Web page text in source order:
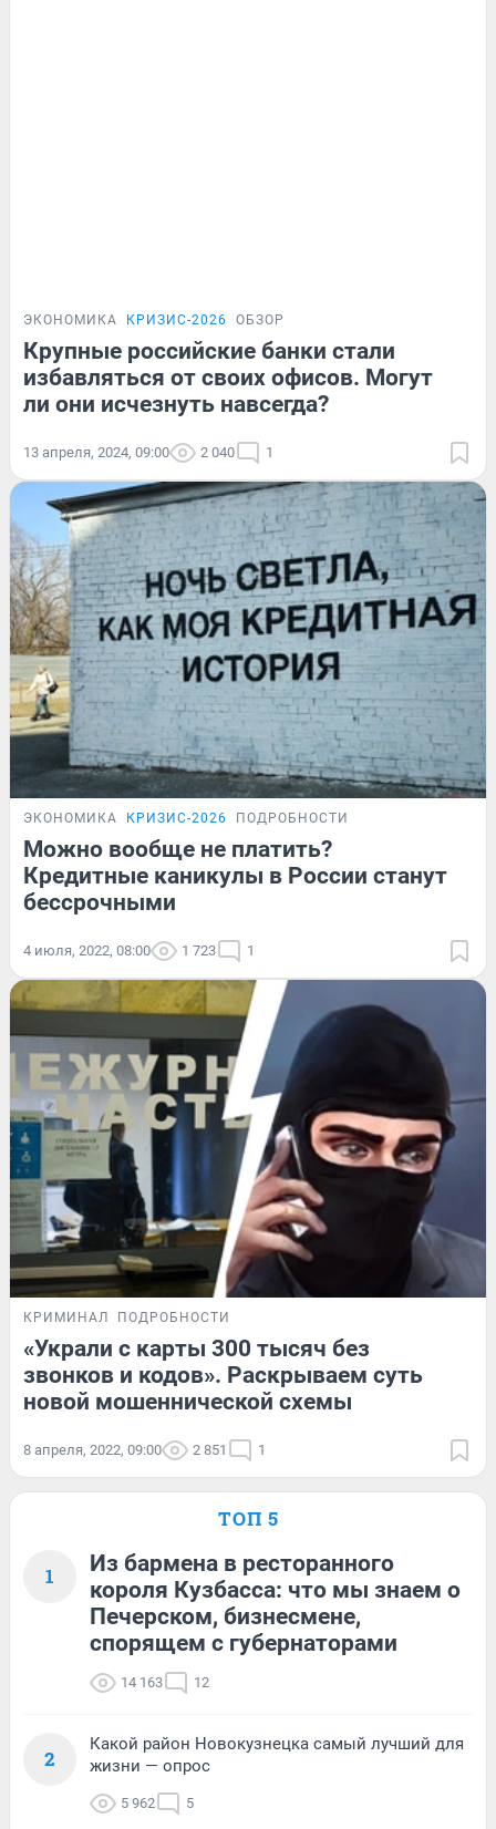
ЭКОНОМИКА КРИЗИС-2026 ОБЗОР
Крупные российские банки стали
избавляться от своих офисов. Могут
ли они исчезнуть навсегда?
13 апреля, 2024, 09:00 2 040 1
ЭКОНОМИКА КРИЗИС-2026 ПОДРОБНОСТИ
Можно вообще не платить?
Кредитные каникулы в России станут
бессрочными
4 июля, 2022, 08:00 1 723 1
КРИМИНАЛ ПОДРОБНОСТИ
«Украли с карты 300 тысяч без
звонков и кодов». Раскрываем суть
новой мошеннической схемы
8 апреля, 2022, 09:00 2 851 1
ТОП 5
1
Из бармена в ресторанного
короля Кузбасса: что мы знаем о
Печерском, бизнесмене,
спорящем с губернаторами
14 163 12
2
Какой район Новокузнецка самый лучший для
жизни — опрос
5 962 5